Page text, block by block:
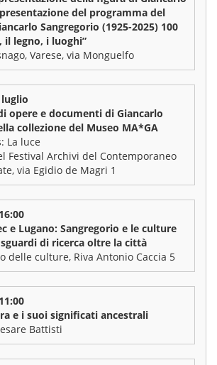
del programma del
Sangregorio (1925-2025) 100
il legno, i luoghi”
Varese, via Monguelfo
luglio
di opere e documenti di Giancarlo
collezione del Museo MA*GA
La luce
Festival Archivi del Contemporaneo
via Egidio de Magri 1
e Lugano: Sangregorio e le culture
di ricerca oltre la città
delle culture, Riva Antonio Caccia 5
e i suoi significati ancestrali
Battisti